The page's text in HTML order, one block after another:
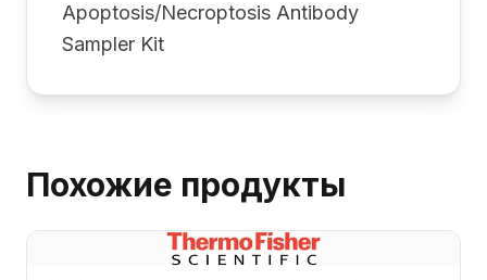
Apoptosis/Necroptosis Antibody
Sampler Kit
Похожие продукты